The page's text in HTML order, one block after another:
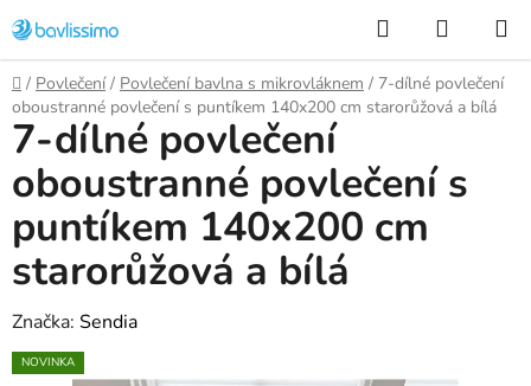
na
obsah
Hledat
KOŠÍK
Domů
/ Povlečení / Povlečení bavlna s mikrovláknem / 7-dílné povlečení
oboustranné povlečení s puntíkem 140x200 cm starorůžová a bílá
7-dílné povlečení
oboustranné povlečení s
puntíkem 140x200 cm
starorůžová a bílá
Značka: Sendia
NOVINKA